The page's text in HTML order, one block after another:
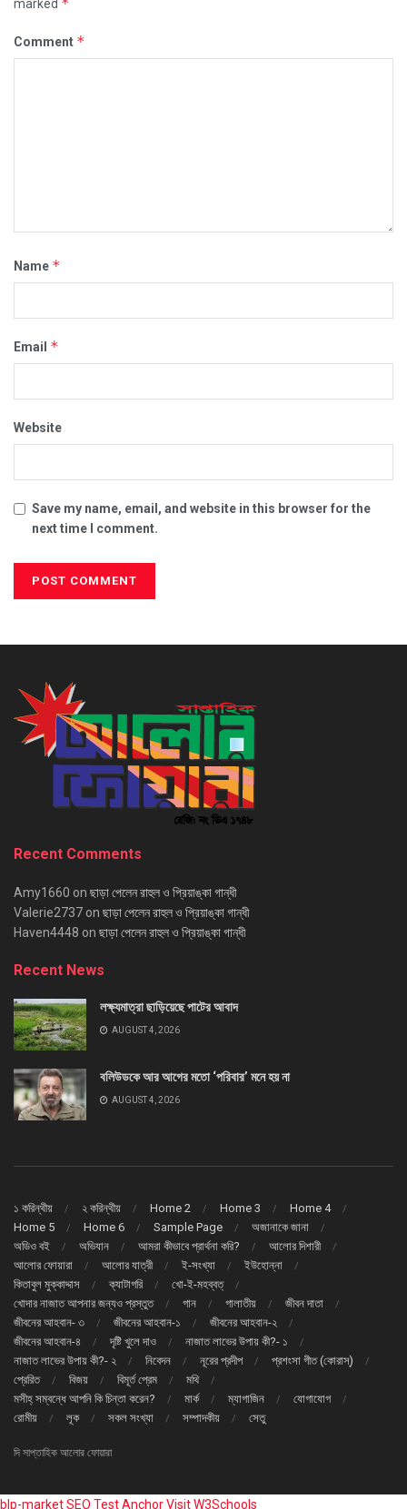
marked
Comment *
Name *
Email *
Website
Save my name, email, and website in this browser for the
next time I comment.
Recent Comments
Amy1660 on ছাড়া পেলেন রাহুল ও প্রিয়াঙ্কা গান্ধী
Valerie2737 on ছাড়া পেলেন রাহুল ও প্রিয়াঙ্কা গান্ধী
Haven4448 on ছাড়া পেলেন রাহুল ও প্রিয়াঙ্কা গান্ধী
Recent News
লক্ষ্যমাত্রা ছাড়িয়েছে পাটের আবাদ
AUGUST 4, 2026
বলিউডকে আর আগের মতো ‘পরিবার’ মনে হয় না
AUGUST 4, 2026
১ করিন্থীয় ২ করিন্থীয় Home 2 Home 3
Home 4
Home 5
Home 6 Sample Page
অজানাকে জানা
অডিও বই
অভিযান আমরা কীভাবে প্রার্থনা করি?
আলোর দিশারী
আলোর ফোয়ারা
আলোর যাত্রী ই-সংখ্যা
ইউহোন্না
কিতাবুল মুক্কাদ্দাস
ক্যাটাগরি
খো-ই-মহব্বত্
খোদার নাজাত আপনার জন্যও প্রস্তুত
গান গালাতীয়
জীবন দাতা
জীবনের আহবান- ৩
জীবনের আহবান-১
জীবনের আহবান-২
জীবনের আহবান-৪
দৃষ্টি খুলে দাও
নাজাত লাভের উপায় কী?- ১
নাজাত লাভের উপায় কী?- ২
নিবেদন নূরের প্রদীপ
প্রশংসা গীত (কোরাস্)
প্রেরিত
বিজয় বিমূর্ত প্রেম
মথি
মসীহ্ সম্বন্ধে আপনি কি চিন্তা করেন?
মার্ক ম্যাগাজিন
যোগাযোগ
রোমীয়
লূক সকল সংখ্যা সম্পাদকীয় সেতু
দি সাপ্তাহিক আলোর ফোয়ারা
blp-marketSEO Test AnchorVisit W3Schools